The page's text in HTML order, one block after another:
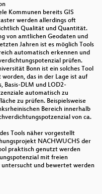
Kommunen bereits GIS
werden allerdings oft
Qualität und Quantität.
von amtlichen Geodaten und
Jahren ist es möglich Tools
automatisch erkennen und
prüfen.
Bonn ist ein solches Tool
das in der Lage ist auf
Basis-DLM und LOD2-
automatisch zu
zu prüfen. Beispielsweise
Bereich innerhalb
von ca.
Tools näher vorgestellt
NACHWUCHS der
praktisch genutzt werden
mit freien
untersucht und bewertet werden